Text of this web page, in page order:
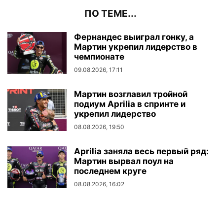
ПО ТЕМЕ...
Фернандес выиграл гонку, а
Мартин укрепил лидерство в
чемпионате
09.08.2026, 17:11
Мартин возглавил тройной
подиум Aprilia в спринте и
укрепил лидерство
08.08.2026, 19:50
Aprilia заняла весь первый ряд:
Мартин вырвал поул на
последнем круге
08.08.2026, 16:02